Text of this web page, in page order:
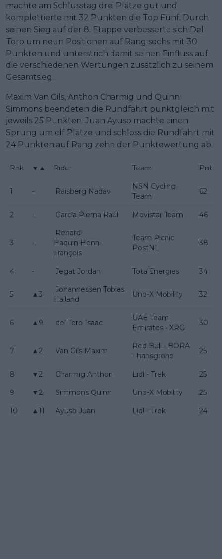
machte am Schlusstag drei Plätze gut und
komplettierte mit 32 Punkten die Top Fünf. Durch
seinen Sieg auf der 8. Etappe verbesserte sich Del
Toro um neun Positionen auf Rang sechs mit 30
Punkten und unterstrich damit seinen Einfluss auf
die verschiedenen Wertungen zusätzlich zu seinem
Gesamtsieg.
Maxim Van Gils, Anthon Charmig und Quinn
Simmons beendeten die Rundfahrt punktgleich mit
jeweils 25 Punkten. Juan Ayuso machte einen
Sprung um elf Plätze und schloss die Rundfahrt mit
24 Punkten auf Rang zehn der Punktewertung ab.
Rnk ▼▲ Rider Team Pnt
1 - Raisberg Nadav
NSN Cycling
Team
62
2 - García Pierna Raúl Movistar Team 46
3 -
Renard-
Haquin Henri-
François
Team Picnic
PostNL
38
4 - Jegat Jordan TotalEnergies 34
5 ▲3
Johannessen Tobias
Halland
Uno-X Mobility 32
6 ▲9 del Toro Isaac
UAE Team
Emirates - XRG
30
7 ▲2 Van Gils Maxim
Red Bull - BORA
- hansgrohe
25
8 ▼2 Charmig Anthon Lidl - Trek 25
9 ▼2 Simmons Quinn Uno-X Mobility 25
10 ▲11 Ayuso Juan Lidl - Trek 24